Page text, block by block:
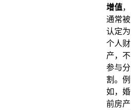
增值，
通常被
认定为
个人财
产，不
参与分
割。例
如，婚
前房产